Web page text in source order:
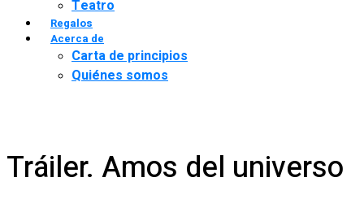
Teatro
Regalos
Acerca de
Carta de principios
Quiénes somos
Tráiler. Amos del universo